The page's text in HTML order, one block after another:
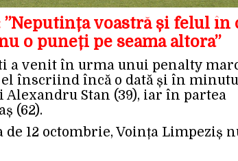
voastră și felul în
o puneți pe seama altora”
a venit în urma unui penalty
înscriind încă o dată și în
Stan (39), iar în partea
(62).
12 octombrie, Voința Limpeziș